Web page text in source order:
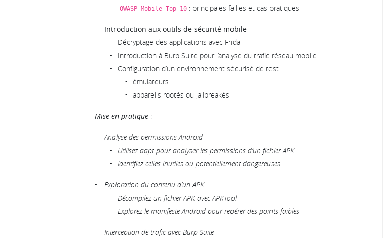
OWASP Mobile Top 10 : principales failles et cas pratiques
Introduction aux outils de sécurité mobile
Décryptage des applications avec Frida
Introduction à Burp Suite pour l’analyse du trafic réseau mobile
Configuration d’un environnement sécurisé de test
émulateurs
appareils rootés ou jailbreakés
Mise en pratique :
Analyse des permissions Android
Utilisez aapt pour analyser les permissions d’un fichier APK
Identifiez celles inutiles ou potentiellement dangereuses
Exploration du contenu d’un APK
Décompilez un fichier APK avec APKTool
Explorez le manifeste Android pour repérer des points faibles
Interception de trafic avec Burp Suite